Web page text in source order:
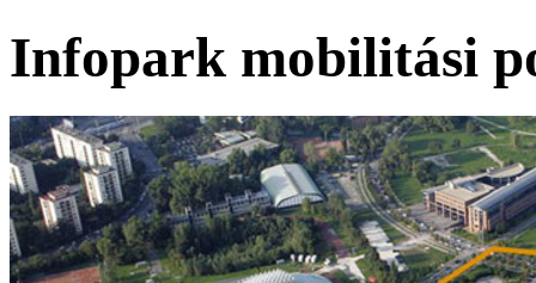
Infopark mobilitási